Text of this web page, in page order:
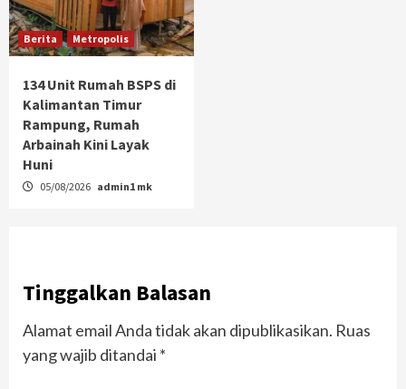
Berita Metropolis
134 Unit Rumah BSPS di
Kalimantan Timur
Rampung, Rumah
Arbainah Kini Layak
Huni
05/08/2026 admin1 mk
Tinggalkan Balasan
Alamat email Anda tidak akan dipublikasikan. Ruas
yang wajib ditandai *